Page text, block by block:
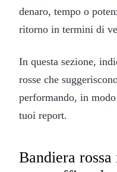
denaro, tempo o
ritorno in termini di
In questa sezione,
rosse che
performando, in
tuoi report.
Bandiera rossa